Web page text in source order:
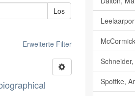
Los
Erweiterte Filter
Spottke,